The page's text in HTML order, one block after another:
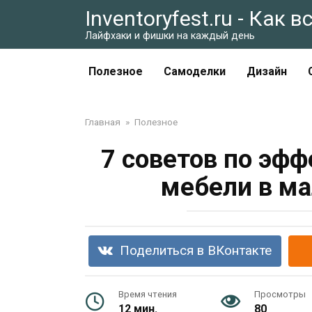
Inventoryfest.ru - Как
Лайфхаки и фишки на каждый день
Полезное Самоделки Дизайн
Главная » Полезное
7 советов по
мебели в
Поделиться в ВКонтакте
Время чтения
12 мин.
Просмотры
80